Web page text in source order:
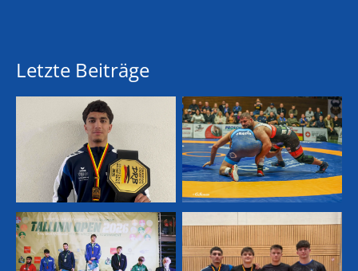
Letzte Beiträge